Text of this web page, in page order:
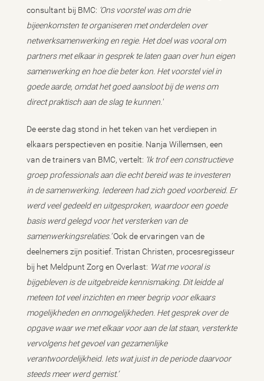
consultant bij BMC: ‘Ons voorstel was om drie
bijeenkomsten te organiseren met onderdelen over
netwerksamenwerking en regie. Het doel was vooral om
partners met elkaar in gesprek te laten gaan over hun eigen
samenwerking en hoe die beter kon. Het voorstel viel in
goede aarde, omdat het goed aansloot bij de wens om
direct praktisch aan de slag te kunnen.'
De eerste dag stond in het teken van het verdiepen in
elkaars perspectieven en positie. Nanja Willemsen, een
van de trainers van BMC, vertelt: ‘Ik trof een constructieve
groep professionals aan die echt bereid was te investeren
in de samenwerking. Iedereen had zich goed voorbereid. Er
werd veel gedeeld en uitgesproken, waardoor een goede
basis werd gelegd voor het versterken van de
samenwerkingsrelaties.’Ook de ervaringen van de
deelnemers zijn positief. Tristan Christen, procesregisseur
bij het Meldpunt Zorg en Overlast: ‘Wat me vooral is
bijgebleven is de uitgebreide kennismaking. Dit leidde al
meteen tot veel inzichten en meer begrip voor elkaars
mogelijkheden en onmogelijkheden. Het gesprek over de
opgave waar we met elkaar voor aan de lat staan, versterkte
vervolgens het gevoel van gezamenlijke
verantwoordelijkheid. Iets wat juist in de periode daarvoor
steeds meer werd gemist.’